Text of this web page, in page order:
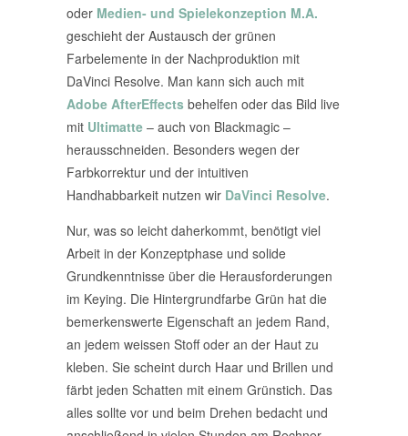
oder Medien- und Spielekonzeption M.A.
geschieht der Austausch der grünen
Farbelemente in der Nachproduktion mit
DaVinci Resolve. Man kann sich auch mit
Adobe AfterEffects behelfen oder das Bild live
mit Ultimatte – auch von Blackmagic –
herausschneiden. Besonders wegen der
Farbkorrektur und der intuitiven
Handhabbarkeit nutzen wir DaVinci Resolve.
Nur, was so leicht daherkommt, benötigt viel
Arbeit in der Konzeptphase und solide
Grundkenntnisse über die Herausforderungen
im Keying. Die Hintergrundfarbe Grün hat die
bemerkenswerte Eigenschaft an jedem Rand,
an jedem weissen Stoff oder an der Haut zu
kleben. Sie scheint durch Haar und Brillen und
färbt jeden Schatten mit einem Grünstich. Das
alles sollte vor und beim Drehen bedacht und